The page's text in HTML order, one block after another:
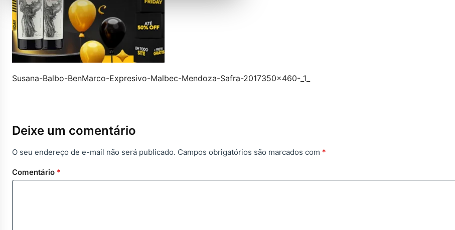
Susana-Balbo-BenMarco-Expresivo-Malbec-Mendoza-Safra-2017350×460-_1_
Deixe um comentário
O seu endereço de e-mail não será publicado. Campos obrigatórios são marcados com *
Comentário *